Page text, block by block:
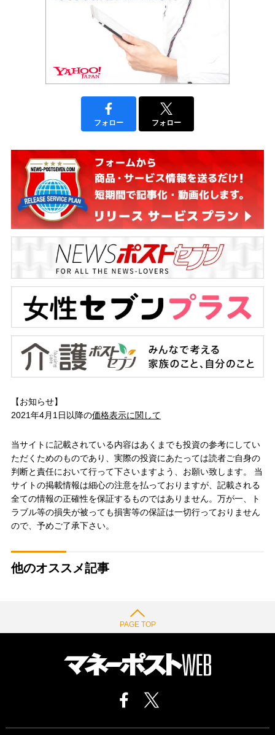
フォロー フォロー
【お知らせ】
2021年4月1日以降の価格表示に関して
当サイトに記載されている内容はあくまでも投資の参考にしてい
ただくためのものであり、実際の投資にあたっては読者ご自身の
判断と責任において行って下さいますよう、お願い致します。 当
サイトの掲載情報は細心の注意を払っておりますが、記載される
全ての情報の正確性を保証するものではありません。万が一、ト
ラブル等の損失が被っても損害等の保証は一切行っておりません
ので、予めご了承下さい。
他のオススメ記事
PAGE TOP